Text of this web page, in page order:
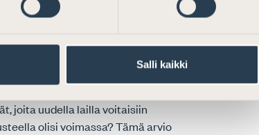
Salli kaikki
ja erityislainsäädännön selkeyden
tavoiteltavien
joita uudella lailla voitaisiin
olisi voimassa? Tämä arvio